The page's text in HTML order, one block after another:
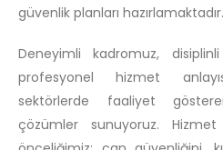
güvenlik planları hazırlamaktadır.
Deneyimli kadromuz,
profesyonel hizmet
sektörlerde faaliyet
çözümler sunuyoruz.